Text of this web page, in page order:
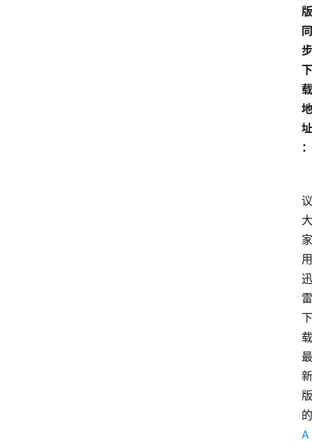
版
同
步
下
载
地
址
：
议
大
家
用
迅
雷
下
载
最
新
版
的
A